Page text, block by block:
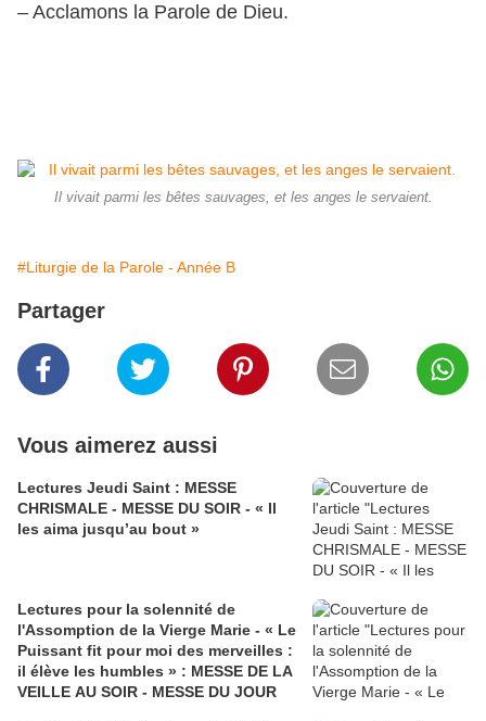
– Acclamons la Parole de Dieu.
Il vivait parmi les bêtes sauvages, et les anges le servaient.
#Liturgie de la Parole - Année B
Partager
Vous aimerez aussi
Lectures Jeudi Saint : MESSE
CHRISMALE - MESSE DU SOIR - « Il
les aima jusqu’au bout »
Lectures pour la solennité de
l'Assomption de la Vierge Marie - « Le
Puissant fit pour moi des merveilles :
il élève les humbles » : MESSE DE LA
VEILLE AU SOIR - MESSE DU JOUR